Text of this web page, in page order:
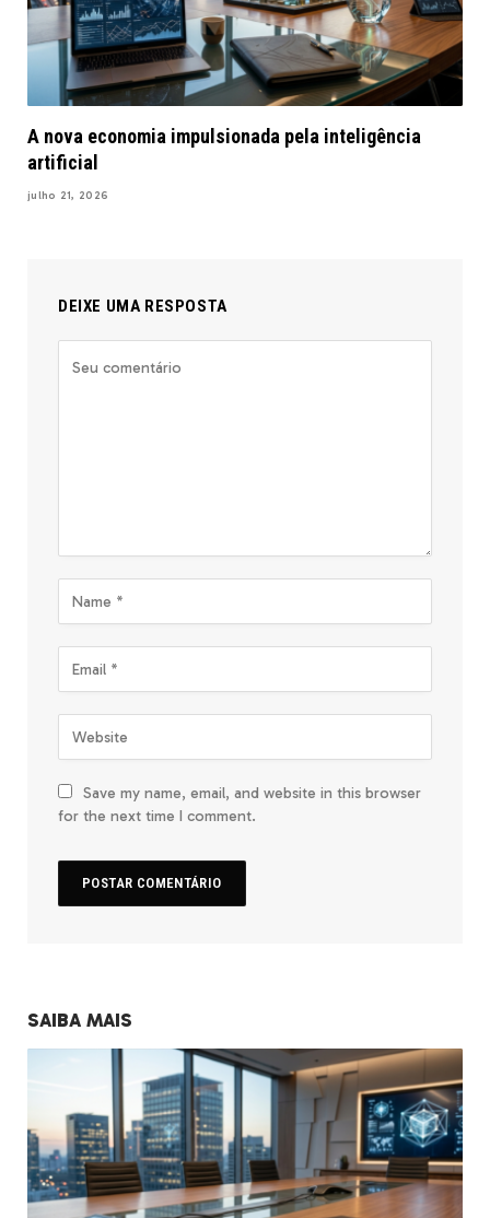
A nova economia impulsionada pela inteligência
artificial
julho 21, 2026
DEIXE UMA RESPOSTA
Save my name, email, and website in this browser
for the next time I comment.
SAIBA MAIS